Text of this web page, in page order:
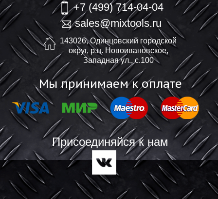
+7 (499) 714-04-04
sales@mixtools.ru
143026, Одинцовский городской
округ, р.н. Новоивановское,
Западная ул., с.100
Мы принимаем к оплате
Присоединяйся к нам